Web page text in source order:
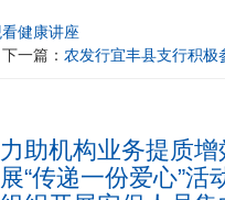
健康讲座
下一篇： 农发行宜丰县支行积极
助机构业务提质增
“传递一份爱心”活